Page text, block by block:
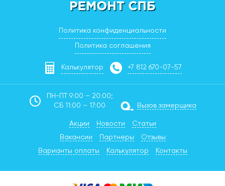
Политика конфиденциальности
Политика соглашения
Калькулятор +7 812 670-07-57
ПН-ПТ 9:00 – 20:00;
СБ 11:00 – 17:00
Вызов замерщика
Акции Новости
Статьи
Вакансии
Партнеры
Отзывы
Варианты оплаты
Калькулятор Контакты